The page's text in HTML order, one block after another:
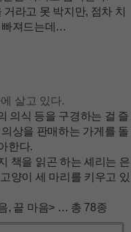
라고 못 박지만, 점차 치
빠져드는데…
살고 있다.
의식 등을 구경하는 걸 즐
상을 판매하는 가게를 돌
한다.
책을 읽곤 하는 셰리는 은
양이 세 마리를 키우고 있
, 끝 마음> … 총 78종